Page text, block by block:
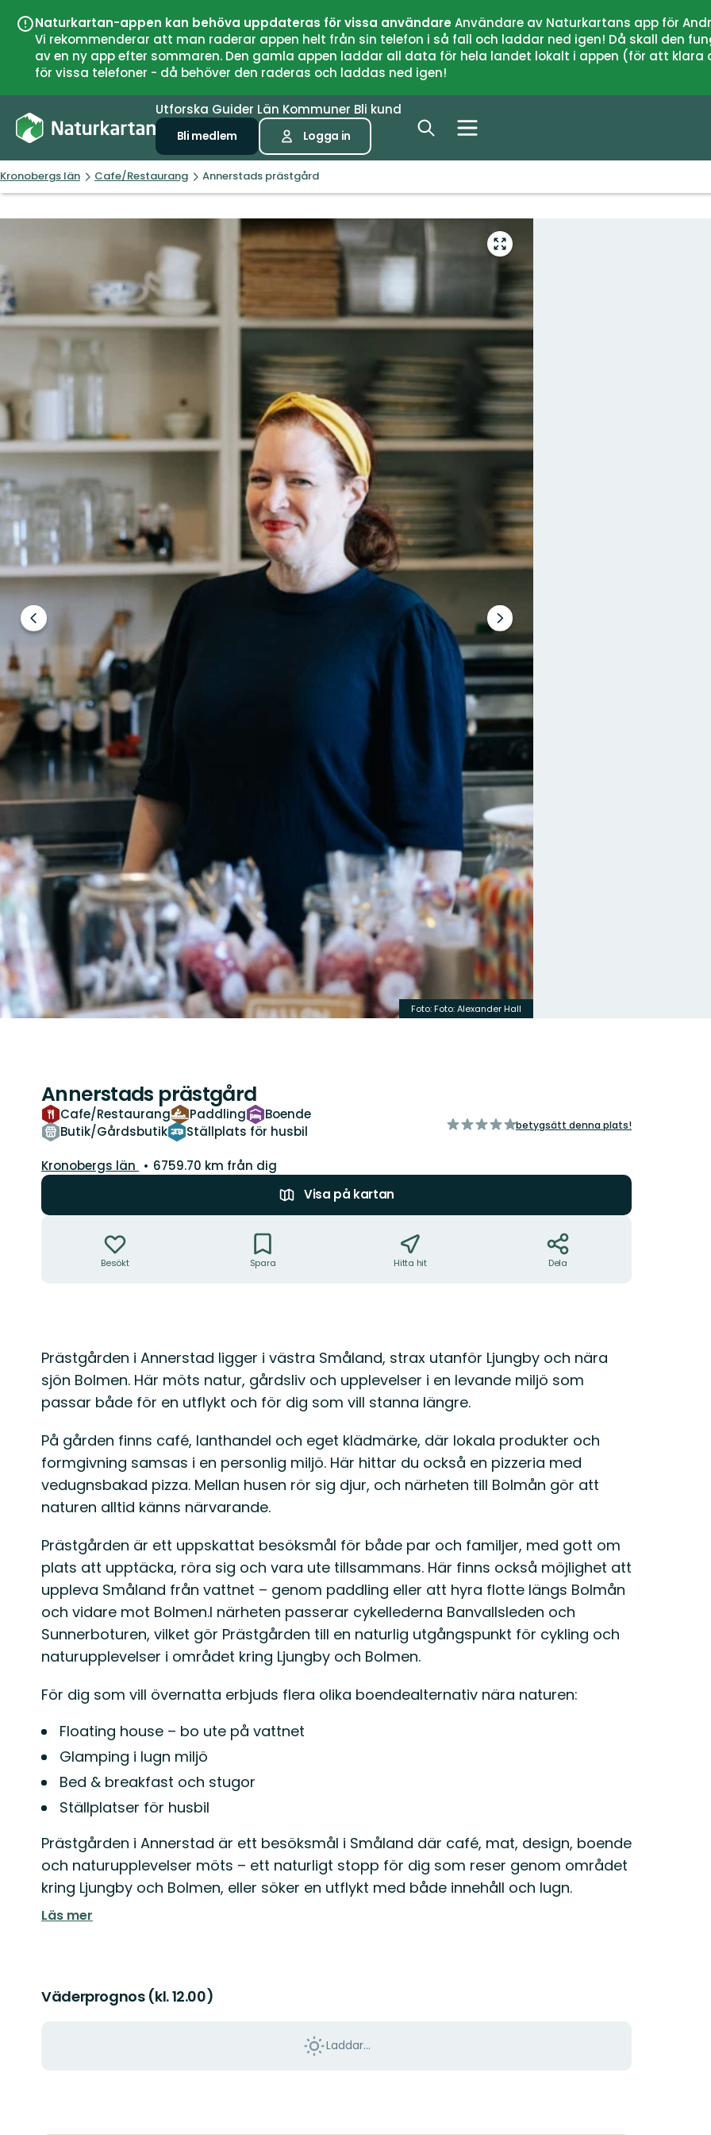
Naturkartan-appen kan behöva uppdateras för vissa användareAnvändare av Naturkartans app för
Vi rekommenderar att man raderar appen helt från sin telefon i så fall och laddar ned igen! Då skall den
av en ny app efter sommaren. Den gamla appen laddar all data för hela landet lokalt i appen (för att
för vissa telefoner - då behöver den raderas och laddas ned igen!
Utforska Guider Län Kommuner Bli kund
Bli medlem Logga in
Kronobergs län Cafe/Restaurang Annerstads prästgård
Gå
till
Föregående
bild
Nästa
bildspel
Foto: Foto: Alexander Hall
Annerstads prästgård
Cafe/Restaurang Paddling
Boende
Butik/Gårdsbutik
Ställplats för husbil
av
betygsätt denna plats!
Län:
Kronobergs län
6759.70 km från dig
Visa på kartan
Besökt Spara Hitta hit Dela
Beskrivning
Prästgården i Annerstad ligger i västra Småland, strax utanför Ljungby och nära
sjön Bolmen. Här möts natur, gårdsliv och upplevelser i en levande miljö som
passar både för en utflykt och för dig som vill stanna längre.
På gården finns café, lanthandel och eget klädmärke, där lokala produkter och
formgivning samsas i en personlig miljö. Här hittar du också en pizzeria med
vedugnsbakad pizza. Mellan husen rör sig djur, och närheten till Bolmån gör att
naturen alltid känns närvarande.
Prästgården är ett uppskattat besöksmål för både par och familjer, med gott om
plats att upptäcka, röra sig och vara ute tillsammans. Här finns också möjlighet att
uppleva Småland från vattnet – genom paddling eller att hyra flotte längs Bolmån
och vidare mot Bolmen.I närheten passerar cykellederna Banvallsleden och
Sunnerboturen, vilket gör Prästgården till en naturlig utgångspunkt för cykling och
naturupplevelser i området kring Ljungby och Bolmen.
För dig som vill övernatta erbjuds flera olika boendealternativ nära naturen:
Floating house – bo ute på vattnet
Glamping i lugn miljö
Bed & breakfast och stugor
Ställplatser för husbil
Prästgården i Annerstad är ett besöksmål i Småland där café, mat, design, boende
och naturupplevelser möts – ett naturligt stopp för dig som reser genom området
kring Ljungby och Bolmen, eller söker en utflykt med både innehåll och lugn.
Läs mer
Väderprognos (kl. 12.00)
Laddar...